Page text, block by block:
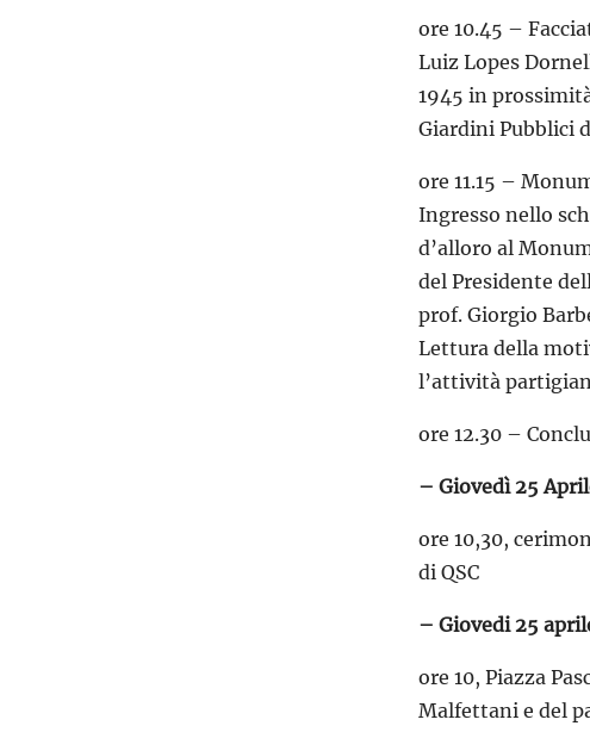
ore 10.45 –
Luiz Lopes
1945 in
Giardini Pubblici
ore 11.15 –
Ingresso nello
d’alloro al
del Presidente
prof. Giorgio
Lettura della
l’attività
ore 12.30 –
– Giovedì 25
ore 10,30,
di QSC
– Giovedi 25
ore 10, Piazza
Malfettani e del